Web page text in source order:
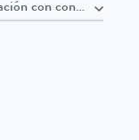
de alimentación con